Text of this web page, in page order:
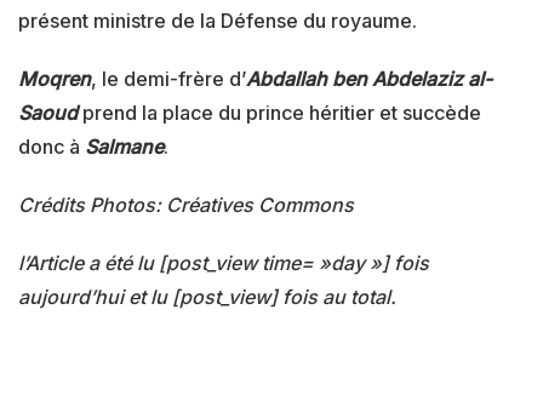
présent ministre de la Défense du royaume.
Moqren, le demi-frère d’Abdallah ben Abdelaziz al-
Saoudprend la place du prince héritier et succède
donc à Salmane.
Crédits Photos: Créatives Commons
l’Article a été lu [post_view time= »day »] fois
aujourd’hui et lu [post_view] fois au total.